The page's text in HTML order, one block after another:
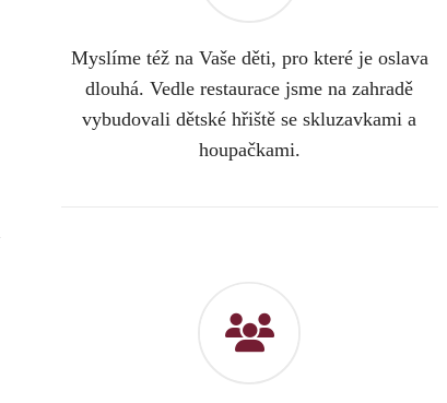
Myslíme též na Vaše děti, pro které je oslava
dlouhá. Vedle restaurace jsme na zahradě
vybudovali dětské hřiště se skluzavkami a
houpačkami.